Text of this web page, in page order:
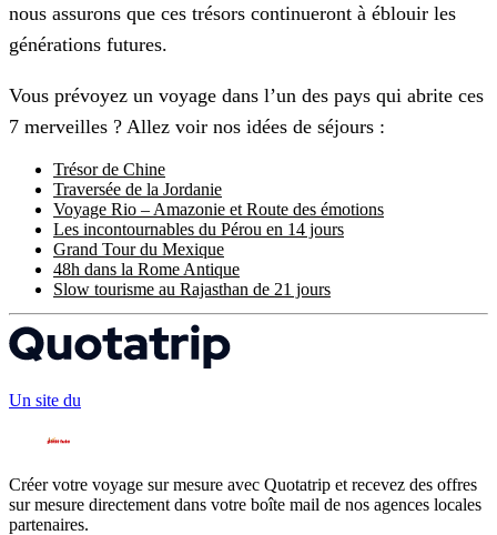
nous assurons que ces trésors continueront à éblouir les
générations futures.
Vous prévoyez un voyage dans l’un des pays qui abrite ces
7 merveilles ? Allez voir nos idées de séjours :
Trésor de Chine
Traversée de la Jordanie
Voyage Rio – Amazonie et Route des émotions
Les incontournables du Pérou en 14 jours
Grand Tour du Mexique
48h dans la Rome Antique
Slow tourisme au Rajasthan de 21 jours
Un site du
Créer votre voyage sur mesure avec Quotatrip et recevez des offres
sur mesure directement dans votre boîte mail de nos agences locales
partenaires.